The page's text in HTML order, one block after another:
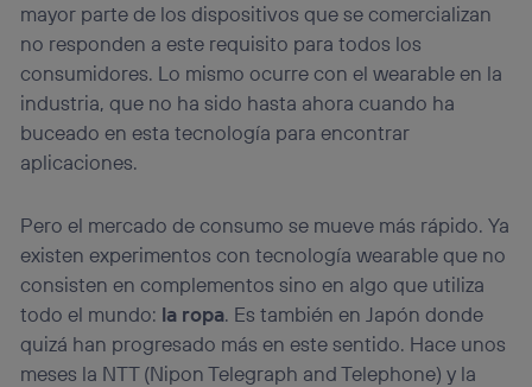
mayor parte de los dispositivos que se comercializan
no responden a este requisito para todos los
consumidores. Lo mismo ocurre con el wearable en la
industria, que no ha sido hasta ahora cuando ha
buceado en esta tecnología para encontrar
aplicaciones.
Pero el mercado de consumo se mueve más rápido. Ya
existen experimentos con tecnología wearable que no
consisten en complementos sino en algo que utiliza
todo el mundo: la ropa. Es también en Japón donde
quizá han progresado más en este sentido. Hace unos
meses la NTT (Nipon Telegraph and Telephone) y la